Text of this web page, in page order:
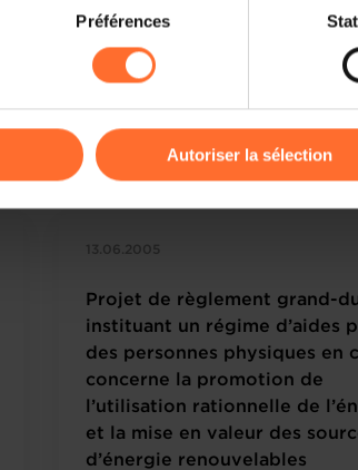
sur le site et certaines fonctionnalités (ex :
de lecture vidéo, personnalisation
ou des cookies non nécessaires.
Préférences
Autoriser la sélection
Read
13.06.2005
Projet de règlement grand-
instituant un régime d’aides
des personnes physiques en
concerne la promotion de
l’utilisation rationnelle de
et la mise en valeur des
d’énergie renouvelables